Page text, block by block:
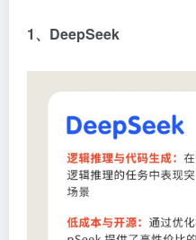
1、DeepSeek